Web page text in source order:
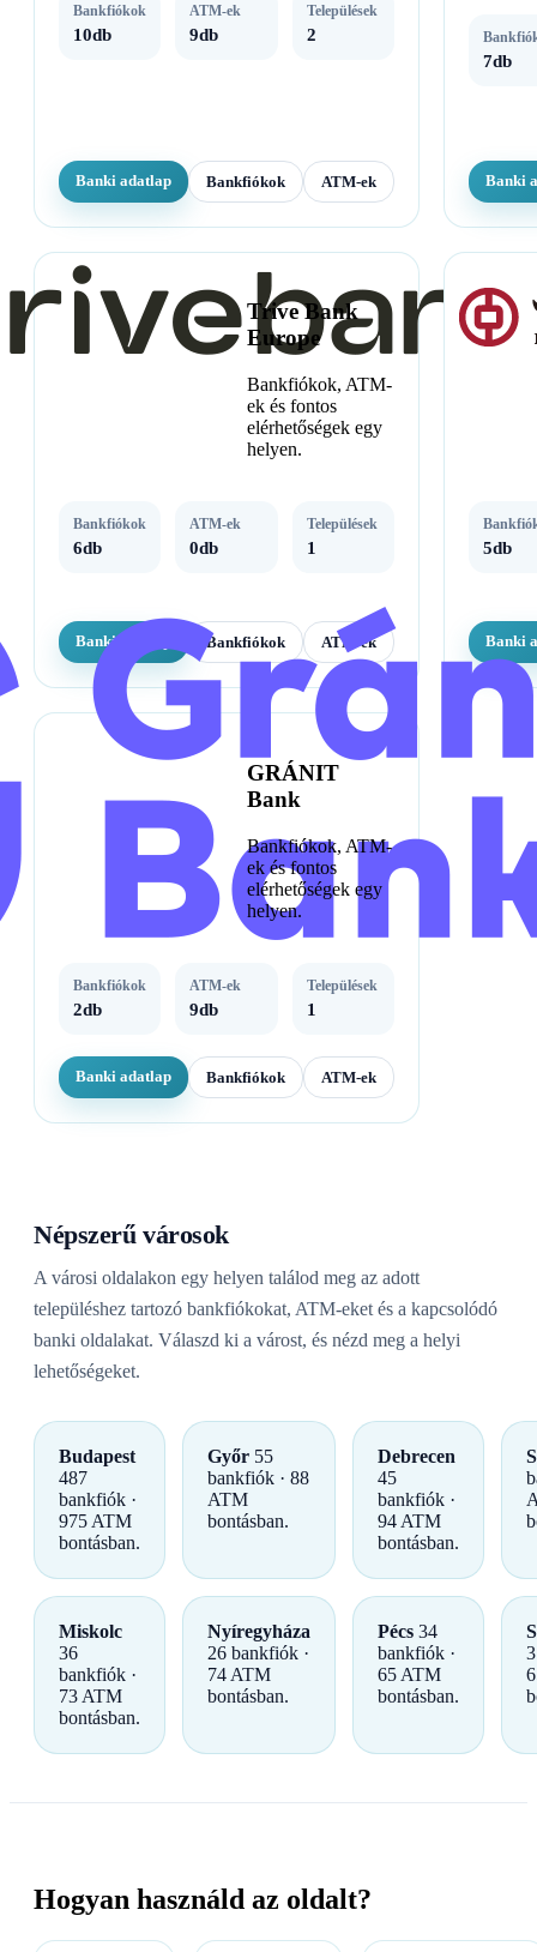
Bankfiókok
10db
ATM-ek
9db
Települések
2
Banki adatlap Bankfiókok ATM-ek
7db
Banki
Trive Bank
Europe
Bankfiókok, ATM-
ek és fontos
elérhetőségek egy
helyen.
Bankfiókok
6db
ATM-ek
0db
Települések
1
Banki adatlap Bankfiókok ATM-ek
5db
Banki
GRÁNIT
Bank
Bankfiókok, ATM-
ek és fontos
elérhetőségek egy
helyen.
Bankfiókok
2db
ATM-ek
9db
Települések
1
Banki adatlap Bankfiókok ATM-ek
Népszerű városok
A városi oldalakon egy helyen találod meg az adott
településhez tartozó bankfiókokat, ATM-eket és a kapcsolódó
banki oldalakat. Válaszd ki a várost, és nézd meg a helyi
lehetőségeket.
Budapest
487
bankfiók ·
975 ATM
bontásban.
Győr 55
bankfiók · 88
ATM
bontásban.
Debrecen
45
bankfiók ·
94 ATM
bontásban.
Miskolc
36
bankfiók ·
73 ATM
bontásban.
Nyíregyháza
26 bankfiók ·
74 ATM
bontásban.
Pécs 34
bankfiók ·
65 ATM
bontásban.
Hogyan használd az oldalt?